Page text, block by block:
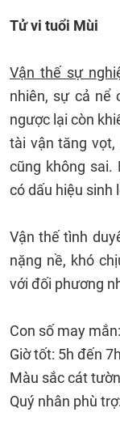
Tử vi tuổi Mùi
Vận thế sự
nhiên, sự cả nể
ngược lại còn
tài vận tăng vọt,
cũng không sai.
có dấu hiệu sinh
Vận thế tình
nặng nề, khó
với đối phương
Con số may
Giờ tốt: 5h đến 7h
Màu sắc cát
Quý nhân phù